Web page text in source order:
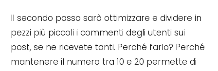
Il secondo passo sarà ottimizzare e dividere in
pezzi più piccoli i commenti degli utenti sui
post, se ne ricevete tanti. Perché farlo? Perché
mantenere il numero tra 10 e 20 permette di